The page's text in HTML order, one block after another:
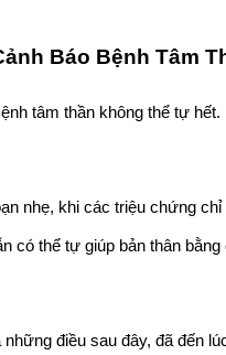
Báo Bệnh Tâm
tâm thần không thể tự
nhẹ, khi các triệu chứng
có thể tự giúp bản thân
những điều sau đây, đã đến